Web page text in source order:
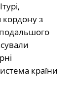
кордону з
країни